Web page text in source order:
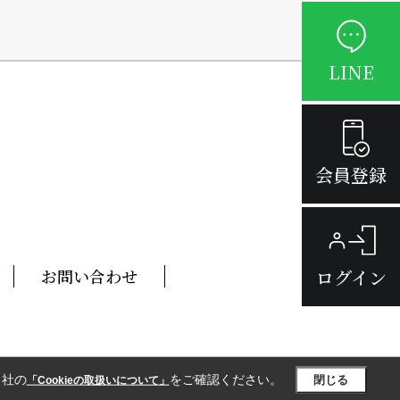
LINE
会員登録
ログイン
お問い合わせ
の「Cookieの取扱いについて」 をご確認ください。 閉じる